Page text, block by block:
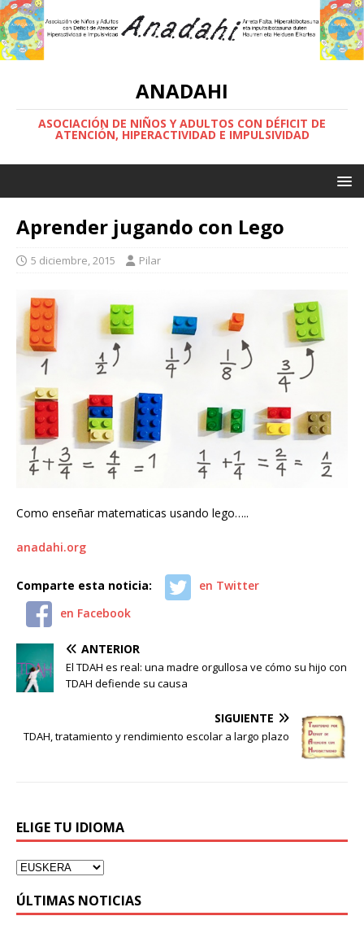
ANADAHI
ASOCIACIÓN DE NIÑOS Y ADULTOS CON DÉFICIT DE
ATENCIÓN, HIPERACTIVIDAD E IMPULSIVIDAD
Aprender jugando con Lego
5 diciembre, 2015 Pilar
Como enseñar matematicas usando lego…..
anadahi.org
Comparte esta noticia:
en Twitter
en Facebook
ANTERIOR
El TDAH es real: una madre orgullosa ve cómo su hijo con
TDAH defiende su causa
SIGUIENTE
TDAH, tratamiento y rendimiento escolar a largo plazo
ELIGE TU IDIOMA
ÚLTIMAS NOTICIAS